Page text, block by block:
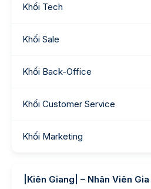
Khối Tech
Khối Sale
Khối Back-Office
Khối Customer Service
Khối Marketing
|Kiên Giang| – Nhân Viên